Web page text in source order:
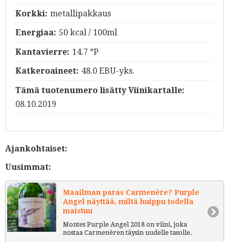
Korkki: metallipakkaus
Energiaa: 50 kcal / 100ml
Kantavierre: 14.7 °P
Katkeroaineet: 48.0 EBU-yks.
Tämä tuotenumero lisätty Viinikartalle:
08.10.2019
Ajankohtaiset:
Uusimmat:
Maailman paras Carmenère? Purple
Angel näyttää, miltä huippu todella
maistuu
Montes Purple Angel 2018 on viini, joka
nostaa Carmenèren täysin uudelle tasolle.